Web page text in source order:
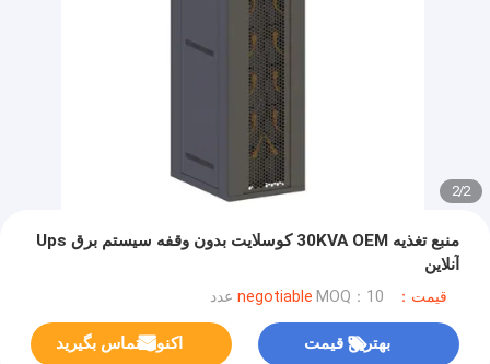
2
/
2
منبع تغذیه 30KVA OEM کوسلایت بدون وقفه سیستم برق Ups
آنلاین
قیمت：negotiable MOQ：10 عدد
بهترین قیمت اکنون تماس بگیرید